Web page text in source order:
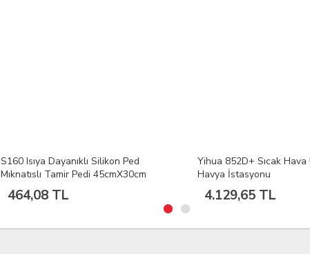
S160 Isıya Dayanıklı Silikon Ped
Mıknatıslı Tamir Pedi 45cmX30cm
464,08 TL
Yihua 852D+ Sıcak
Havya İstasyonu
4.129,65 TL